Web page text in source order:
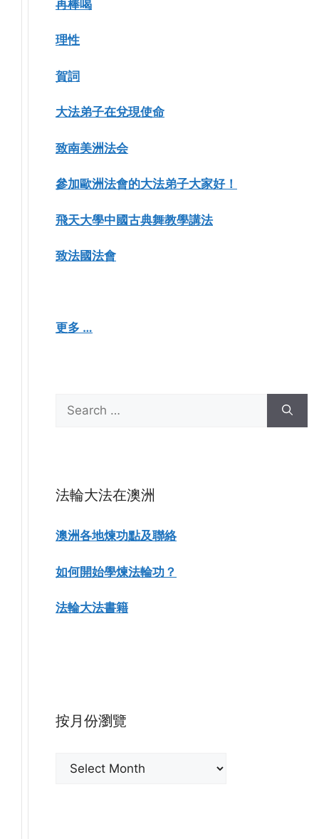
再棒喝
理性
賀詞
大法弟子在兌現使命
致南美洲法会
參加歐洲法會的大法弟子大家好！
飛天大學中國古典舞教學講法
致法國法會
更多 …
Search
for:
法輪大法在澳洲
澳洲各地煉功點及聯絡
如何開始學煉法輪功？
法輪大法書籍
按月份瀏覽